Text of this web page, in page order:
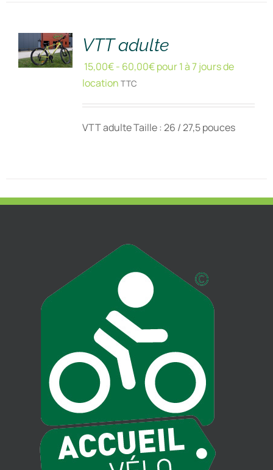
DÉTAILS
VTT adulte
15,00€- 60,00€pour 1 à 7 jours de
location TTC
VTT adulte Taille : 26 / 27,5 pouces